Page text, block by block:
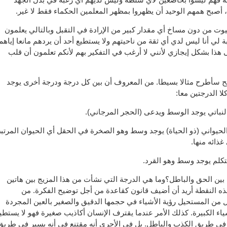
أصبح همهم الوحيد أن يظهروا بمظهر المعلمين الحكماء فقط لا غير.
من دون مساخ أي مقدار كبير من الإرادة في التقبل وبالتالي يعلمون
لي أنا ليس لدي أي ثقة من ناحيتهم ولا يستطيع أحد أن يردهم مانعا
هذا بشكل إيجازي لأنني لا أرغب في التفكير بهم لأنكم تعلمون أن قلب
سأطرح مثالا بسيطا. من المعروف أن بين كل درجة ودرجة أخرى يوجد
الدرجتين معا:
يوجد الوسط ويدعى (الحجر المرجاني).
(ذو الحياة) يوجد وسط وهو الصخرة في الحقل أي الحيوان
منها.
يوجد وسط وهو القرد.
الحق والباطل؟وما هي الدرجة التي نشأت من هذا المزيج بين هاتين
النقطة أريد أن أضيف قانون كقاعدة من أجل توضيح الفكرة. من
المستحيل رؤية الأشياء في حجمها الدقيق والصغير بالعين المجردة
الكبيرة. كذلك الأمر عندما يقترف الإنسان أكاذيب صغيرة فهو لا
في طريق الكذب والباطل. بل في الأحرى أنه مقتنع في أنه يسير في